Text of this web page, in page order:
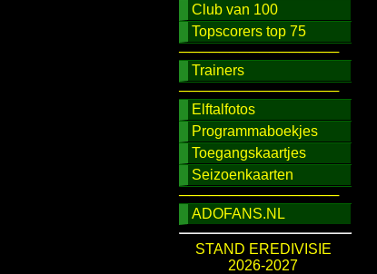
Club van 100
Topscorers top 75
────────────────
Trainers
────────────────
Elftalfotos
Programmaboekjes
Toegangskaartjes
Seizoenkaarten
────────────────
ADOFANS.NL
STAND EREDIVISIE
2026-2027